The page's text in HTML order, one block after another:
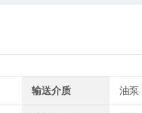
输送介质 油泵